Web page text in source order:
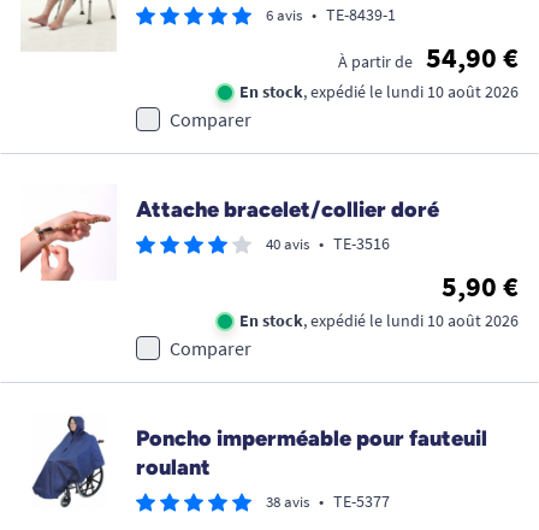
6 avis • TE-8439-1
À partir de 54,90 €
En stock, expédié le lundi 10 août 2026
Comparer
Attache bracelet/collier doré
40 avis • TE-3516
5,90 €
En stock, expédié le lundi 10 août 2026
Comparer
Poncho imperméable pour fauteuil
roulant
38 avis • TE-5377